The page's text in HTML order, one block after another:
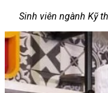
Sinh viên ngành Kỹ